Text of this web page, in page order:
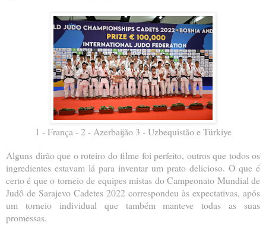
1 - França - 2 - Azerbaijão 3 - Uzbequistão e Türkiye
Alguns dirão que o roteiro do filme foi perfeito, outros que todos os
ingredientes estavam lá para inventar um prato delicioso. O que é
certo é que o torneio de equipes mistas do Campeonato Mundial de
Judô de Sarajevo Cadetes 2022 correspondeu às expectativas, após
um torneio individual que também manteve todas as suas
promessas.